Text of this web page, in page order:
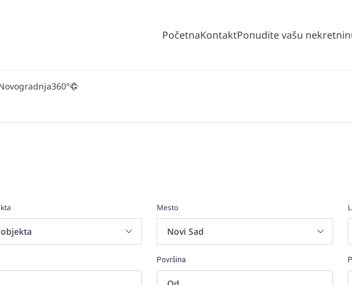
PočetnaKontaktPonudite vašu
360°
Mesto
Površina